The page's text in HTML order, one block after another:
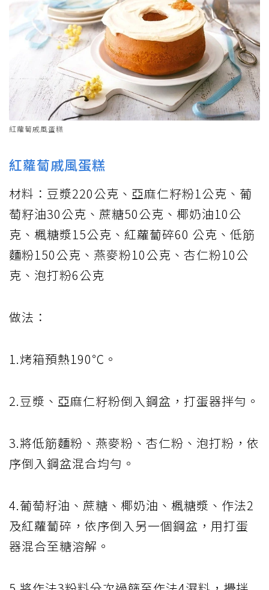
紅蘿蔔戚風蛋糕
紅蘿蔔戚風蛋糕
材料：豆漿220公克、亞麻仁籽粉1公克、葡
萄籽油30公克、蔗糖50公克、椰奶油10公
克、楓糖漿15公克、紅蘿蔔碎60 公克、低筋
麵粉150公克、燕麥粉10公克、杏仁粉10公
克、泡打粉6公克
做法：
1.烤箱預熱190℃。
2.豆漿、亞麻仁籽粉倒入鋼盆，打蛋器拌勻。
3.將低筋麵粉、燕麥粉、杏仁粉、泡打粉，依
序倒入鋼盆混合均勻。
4.葡萄籽油、蔗糖、椰奶油、楓糖漿、作法2
及紅蘿蔔碎，依序倒入另一個鋼盆，用打蛋
器混合至糖溶解。